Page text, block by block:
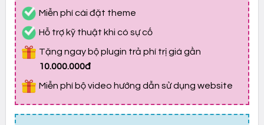
Miễn phí cài đặt theme
Hỗ trợ kỹ thuật khi có sự cố
Tặng ngay bộ plugin trả phí trị giá gần
10.000.000đ
Miễn phí bộ video hướng dẫn sử dụng website